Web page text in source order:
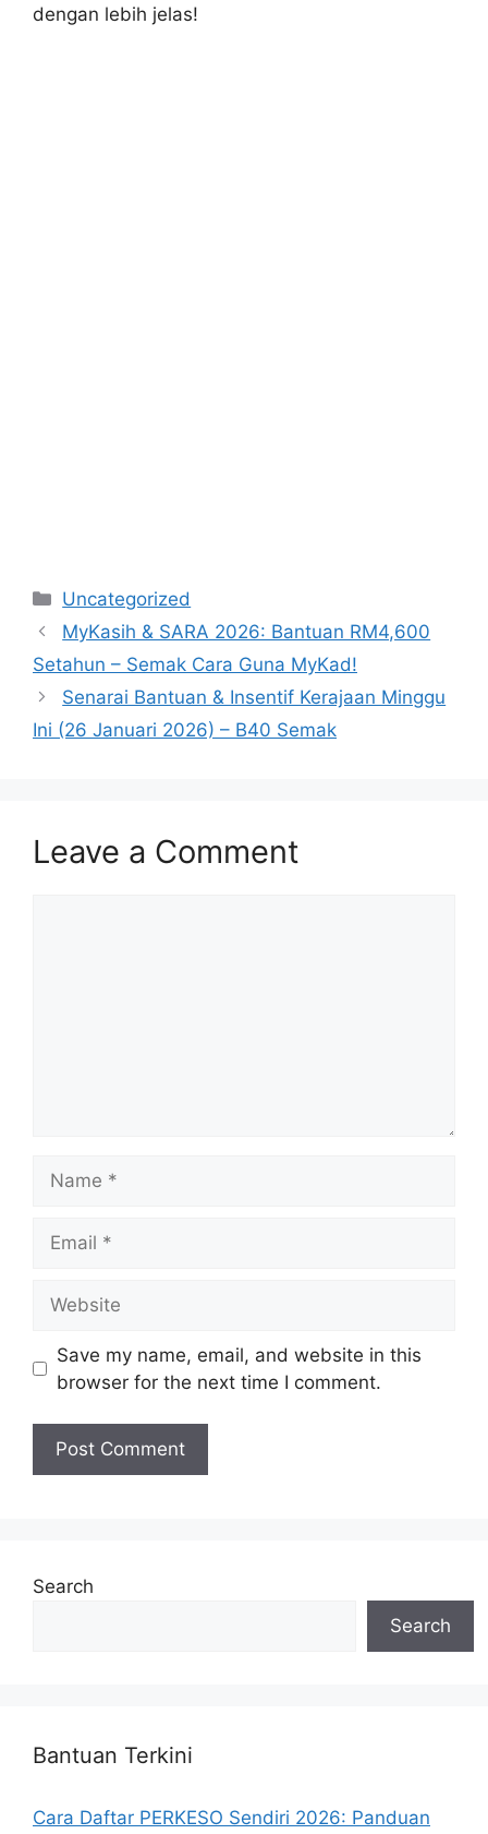
dengan lebih jelas!
Categories
Uncategorized
MyKasih & SARA 2026: Bantuan RM4,600
Setahun – Semak Cara Guna MyKad!
Senarai Bantuan & Insentif Kerajaan Minggu
Ini (26 Januari 2026) – B40 Semak
Leave a Comment
Save my name, email, and website in this
browser for the next time I comment.
Search
Search
Bantuan Terkini
Cara Daftar PERKESO Sendiri 2026: Panduan